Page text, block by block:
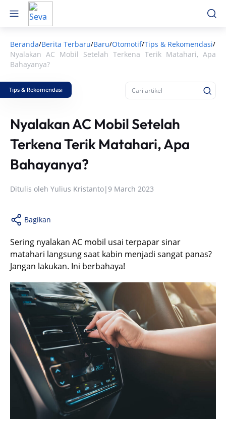
Beranda/Berita Terbaru/Baru/Otomotif/Tips & Rekomendasi/
Nyalakan AC Mobil Setelah Terkena Terik Matahari, Apa
Bahayanya?
Tips & Rekomendasi
Nyalakan AC Mobil Setelah
Terkena Terik Matahari, Apa
Bahayanya?
Ditulis oleh Yulius Kristanto|9 March 2023
Bagikan
Sering nyalakan AC mobil usai terpapar sinar
matahari langsung saat kabin menjadi sangat panas?
Jangan lakukan. Ini berbahaya!